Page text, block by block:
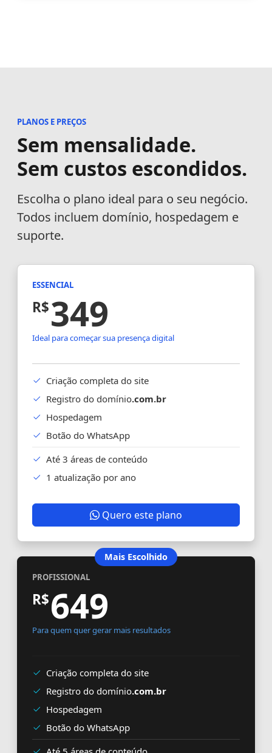
PLANOS E PREÇOS
Sem mensalidade.
Sem custos escondidos.
Escolha o plano ideal para o seu negócio.
Todos incluem domínio, hospedagem e
suporte.
ESSENCIAL
R$349
Ideal para começar sua presença digital
Criação completa do site
Registro do domínio.com.br
Hospedagem
Botão do WhatsApp
Até 3 áreas de conteúdo
1 atualização por ano
Quero este plano
Mais Escolhido
PROFISSIONAL
R$649
Para quem quer gerar mais resultados
Criação completa do site
Registro do domínio.com.br
Hospedagem
Botão do WhatsApp